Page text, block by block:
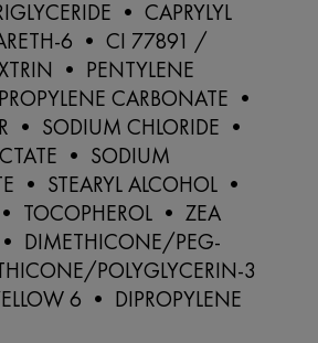
• CAPRYLYL
6 • CI 77891 /
• PENTYLENE
CARBONATE •
• SODIUM CHLORIDE •
• SODIUM
• STEARYL ALCOHOL •
• TOCOPHEROL • ZEA
• DIMETHICONE/PEG-
POLYGLYCERIN-3
6 • DIPROPYLENE